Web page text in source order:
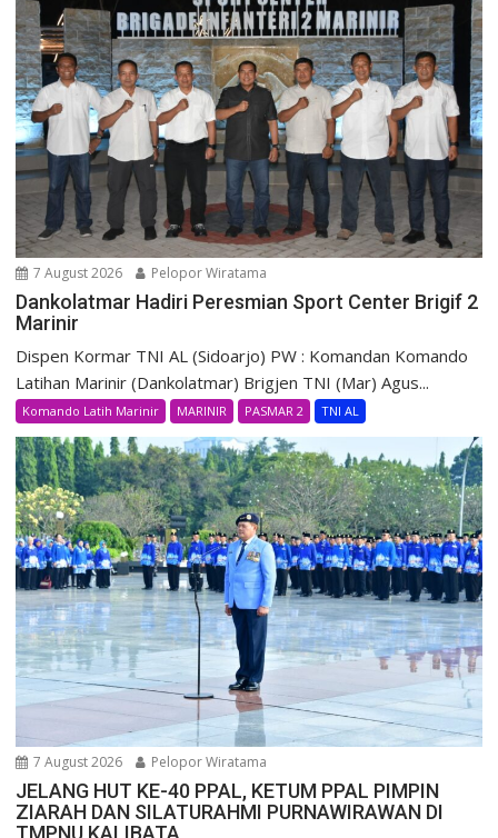
7 August 2026 Pelopor Wiratama
Dankolatmar Hadiri Peresmian Sport Center Brigif 2
Marinir
Dispen Kormar TNI AL (Sidoarjo) PW : Komandan Komando
Latihan Marinir (Dankolatmar) Brigjen TNI (Mar) Agus...
Komando Latih Marinir MARINIR PASMAR 2 TNI AL
7 August 2026 Pelopor Wiratama
JELANG HUT KE-40 PPAL, KETUM PPAL PIMPIN
ZIARAH DAN SILATURAHMI PURNAWIRAWAN DI
TMPNU KALIBATA